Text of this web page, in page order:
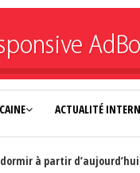
ACTUALITÉ
à partir d’aujourd’hui»